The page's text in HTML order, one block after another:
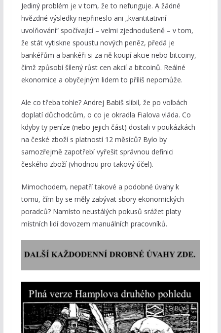
Jediný problém je v tom, že to nefunguje. A žádné
hvězdné výsledky nepřineslo ani „kvantitativní
uvolňování“ spočívající – velmi zjednodušeně – v tom,
že stát vytiskne spoustu nových peněz, předá je
bankéřům a bankéři si za ně koupí akcie nebo bitcoiny,
čímž způsobí šílený růst cen akcií a bitcoinů. Reálné
ekonomice a obyčejným lidem to příliš nepomůže.
Ale co třeba tohle? Andrej Babiš slíbil, že po volbách
doplatí důchodcům, o co je okradla Fialova vláda. Co
kdyby ty peníze (nebo jejich část) dostali v poukázkách
na české zboží s platností 12 měsíců? Bylo by
samozřejmě zapotřebí vyřešit správnou definici
českého zboží (vhodnou pro takový účel).
Mimochodem, nepatří takové a podobné úvahy k
tomu, čím by se měly zabývat sbory ekonomických
poradců? Namísto neustálých pokusů srážet platy
místních lidí dovozem manuálních pracovníků.